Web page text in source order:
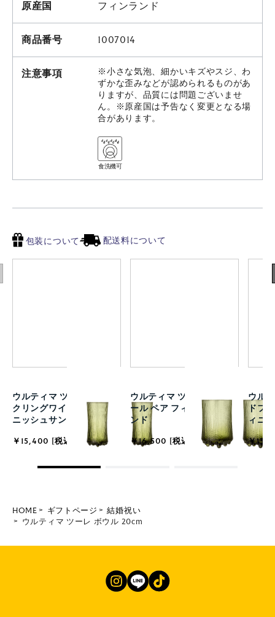
原産国 フィンランド
商品番号 1007014
注意事項
※小さな気泡、細かいキズやスジ、わ
ずかな歪みなどが認められるものがあ
りますが、品質には問題ございませ
ん。※原産国は予告なく変更となる場
合があります。
食洗機可
包装について 配送料について
ウルティマ ツーレ スパー
クリングワイン ペア フィ
ニッシュサンド
￥15,400 [税込]
ウルティマ ツーレ ハイボ
ール ペア フィニッシュサ
ンド
￥16,500 [税込]
ウル
ドフ
ィニ
￥
HOME ギフトページ
結婚祝い
ウルティマ ツーレ ボウル 20cm